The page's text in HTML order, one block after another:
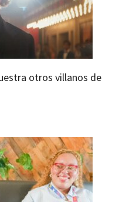
otros villanos de